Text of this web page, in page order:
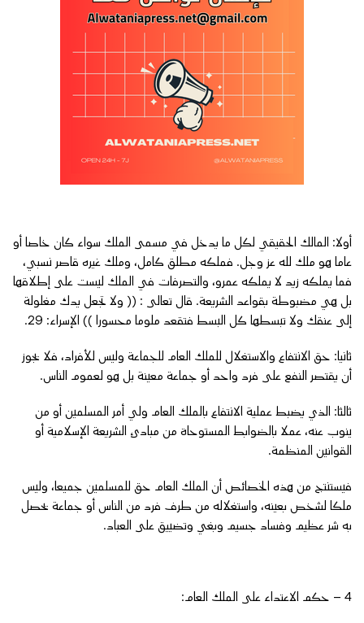
أولا: المالك الحقيقي لكل ما يدخل في مسمى الملك سواء كان خاصا أو
عاما هو ملك لله عز وجل. فملكه مطلق كامل، وملك غيره قاصر نسبي،
فما يملكه زيد لا يملكه عمرو، والتصرفات في الملك ليست على إطلاقها
بل هي مضبوطة بقواعد الشريعة. قال تعالى : (( ولا تجعل يدك مغلولة
إلى عنقك ولا تبسطها كل البسط فتقعد ملوما محسورا )) الإسراء: 29.
ثانيا: حق الانتفاع والاستغلال للملك العام للجماعة وليس للأفراد، فلا يجوز
أن يقتصر النفع على فرد واحد أو جماعة معينة بل هو لعموم الناس.
ثالثا: الذي يضبط عملية الانتفاع بالملك العام ولي أمر المسلمين أو من
ينوب عنه، عملا بالضوابط المستوحاة من مبادئ الشريعة الإسلامية أو
القوانين المنظمة.
فيستنتج من هذه الخصائص أن الملك العام حق للمسلمين جميعا، وليس
ملكا لشخص بعينه، واستغلاله من طرف فرد من الناس أو جماعة يحصل
به شر عظيم وفساد جسيم وبغي وتضييق على العباد.
4 – حكم الاعتداء على الملك العام: